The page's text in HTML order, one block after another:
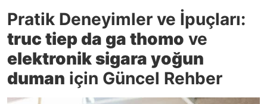
Pratik Deneyimler ve İpuçları:
truc tiep da ga thomo ve
elektronik sigara yoğun
duman için Güncel Rehber